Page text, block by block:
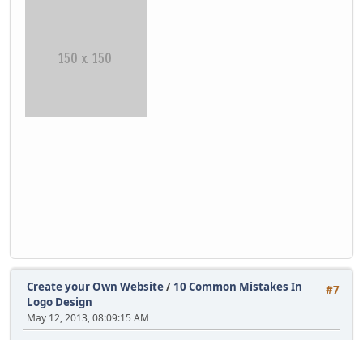
#7
Create your Own Website/ 10 Common Mistakes In
Logo Design
May 12, 2013, 08:09:15 AM